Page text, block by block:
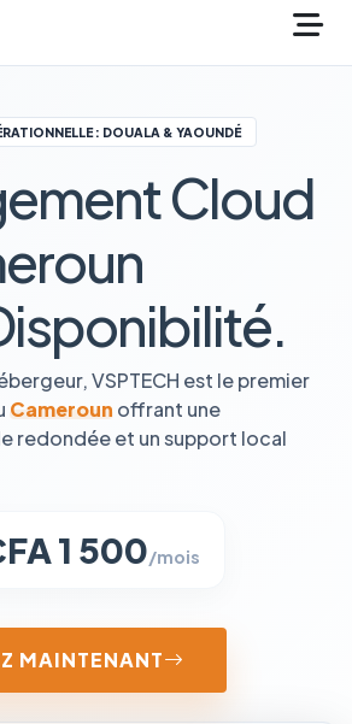
: DOUALA & YAOUNDÉ
Cloud
VSPTECH est le premier
Cameroun offrant une
redondée et un support local
1 500/mois
MAINTENANT